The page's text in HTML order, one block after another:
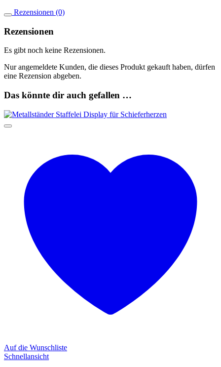
Rezensionen (0)
Rezensionen
Es gibt noch keine Rezensionen.
Nur angemeldete Kunden, die dieses Produkt gekauft haben, dürfen
eine Rezension abgeben.
Das könnte dir auch gefallen …
Auf die Wunschliste
Schnellansicht